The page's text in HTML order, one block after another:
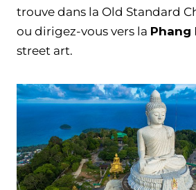
trouve dans la Old Standard
ou dirigez-vous vers la Phang
street art.